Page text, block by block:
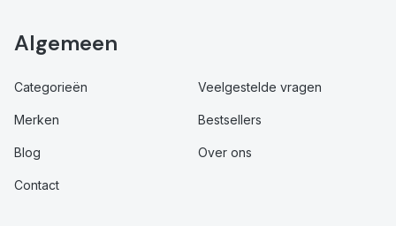
Algemeen
Categorieën Veelgestelde vragen
Merken Bestsellers
Blog Over ons
Contact